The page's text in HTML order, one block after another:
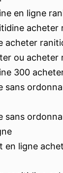
en ligne
acheter
acheter
ou acheter
300
sans
sans
en ligne